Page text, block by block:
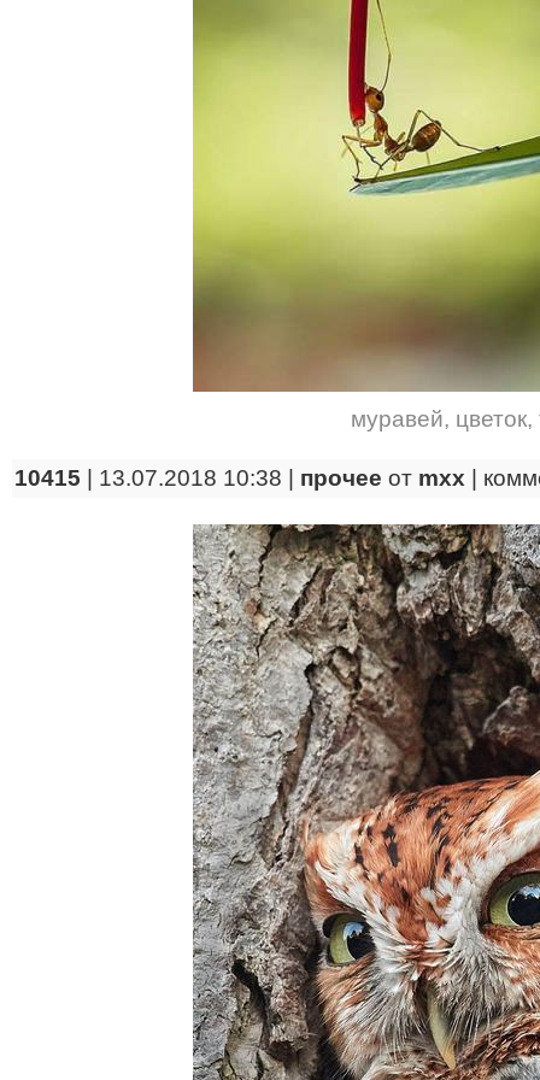
муравей, цветок,
10415 | 13.07.2018 10:38 | прочее от mxx